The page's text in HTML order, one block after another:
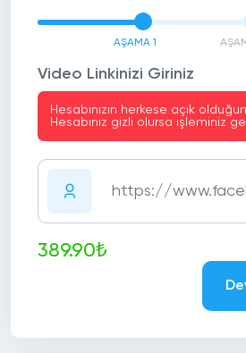
AŞAMA 1
Video Linkinizi Giriniz
Hesabınızın herkese açık
Hesabınız gizli olursa işleminiz
389.90₺